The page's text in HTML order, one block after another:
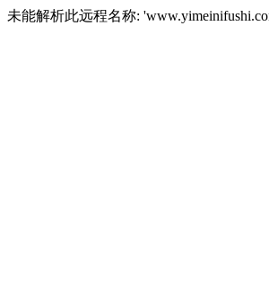
未能解析此远程名称: